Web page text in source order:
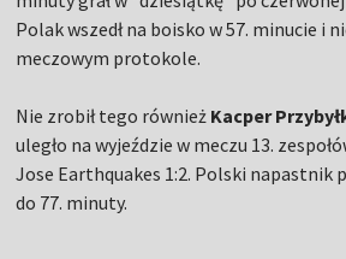
Polak wszedł na boisko w 57. minucie i
meczowym protokole.
Nie zrobił tego również Kacper
uległo na wyjeździe w meczu 13.
Jose Earthquakes 1:2. Polski napastnik
do 77. minuty.